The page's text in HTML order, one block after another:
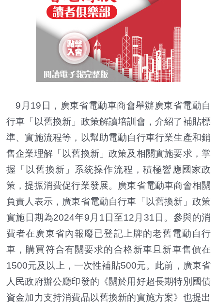
9月19日，廣東省電動車商會舉辦廣東省電動自
行車「以舊換新」政策解讀培訓會，介紹了補貼標
準、實施流程等，以幫助電動自行車行業生產和銷
售企業理解「以舊換新」政策及相關實施要求，掌
握「以舊換新」系統操作流程，積極響應國家政
策，提振消費促行業發展。廣東省電動車商會相關
負責人表示，廣東省電動自行車「以舊換新」政策
實施日期為2024年9月1日至12月31日。參與的消
費者在廣東省內報廢已登記上牌的老舊電動自行
車，購買符合有關要求的合格新車且新車售價在
1500元及以上，一次性補貼500元。此前，廣東省
人民政府辦公廳印發的《關於用好超長期特別國債
資金加力支持消費品以舊換新的實施方案》也提出